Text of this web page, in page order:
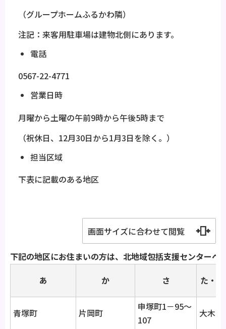
（グループホームふるかわ隣）
注記：来客用駐車場は建物北側にあります。
電話
0567-22-4771
営業日時
月曜から土曜の午前9時から午後5時まで
（祝休日、12月30日から1月3日を除く。）
担当区域
下表に記載のある地区
画面サイズに合わせて閲覧
下記の地区にお住まいの方は、北地域包括支援センターへ
あ
か さ た・な
青塚町 片岡町
申塚町1－95～
107
大木町